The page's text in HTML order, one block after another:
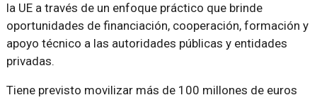
la UE a través de un enfoque práctico que brinde
oportunidades de financiación, cooperación, formación y
apoyo técnico a las autoridades públicas y entidades
privadas.
Tiene previsto movilizar más de 100 millones de euros